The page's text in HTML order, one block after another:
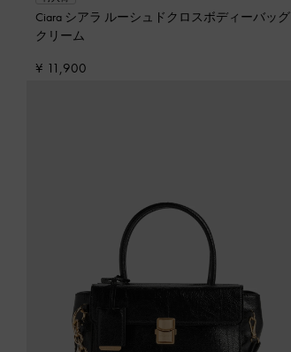
Ciara シアラ ルーシュドクロスボディーバッグ
クリーム
¥ 11,900